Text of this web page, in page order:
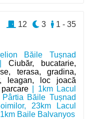
Băile Tușnad
|Ciubăr, bucatarie,
terasa, gradina,
leagan, loc joacă
| 1km Lacul
Băile Tușnad
23km Lacul
Baile Balvanyos
1 - 35
3
12